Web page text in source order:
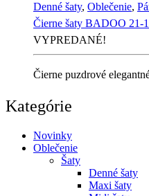
Denné šaty, Oblečenie,
Čierne šaty BADOO 21-
VYPREDANÉ!
Čierne puzdrové
Kategórie
Novinky
Oblečenie
Šaty
Denné šaty
Maxi šaty